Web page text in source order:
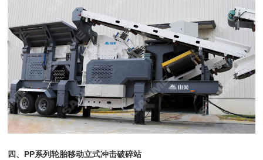
四、PP系列轮胎移动立式冲击破碎站